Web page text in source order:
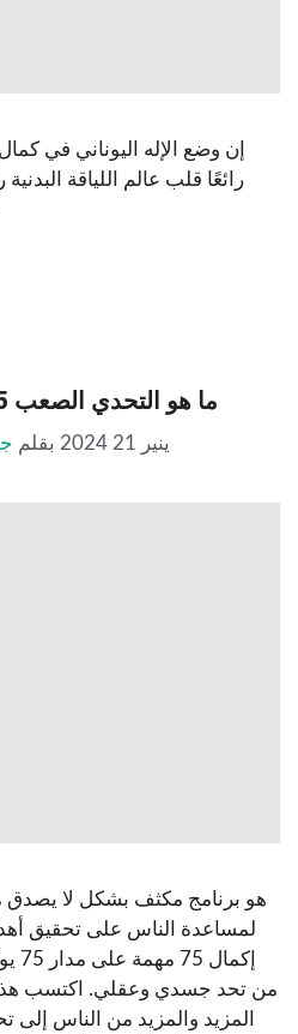
إن وضع الإله اليوناني في
رائعًا قلب عالم اللياقة
ما هو التحدي الصعب 75 وكيف تفعل بالفعل؟
ينير 21 2024 بقلم
لمساعدة الناس على تحقيق
من تحد جسدي وعقلي. اكتسب
المزيد والمزيد من الناس